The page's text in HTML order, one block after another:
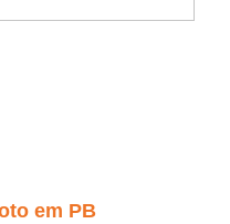
em PB